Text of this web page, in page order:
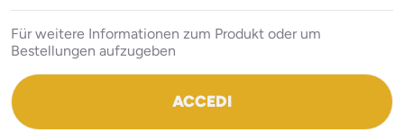
Für weitere Informationen zum Produkt oder um
Bestellungen aufzugeben
ACCEDI